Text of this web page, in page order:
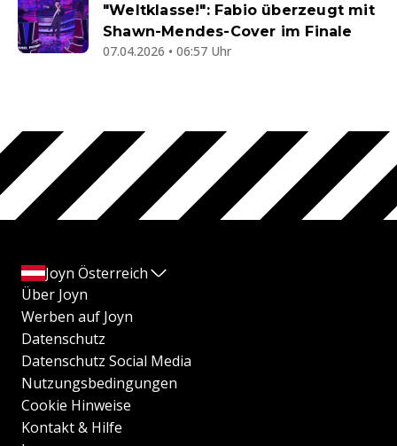
"Weltklasse!": Fabio überzeugt mit
Shawn-Mendes-Cover im Finale
07.04.2026 • 06:57 Uhr
Joyn Österreich
Über Joyn
Werben auf Joyn
Datenschutz
Datenschutz Social Media
Nutzungsbedingungen
Cookie Hinweise
Kontakt & Hilfe